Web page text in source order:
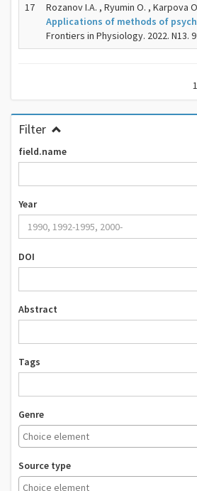
17
Rozanov I.A. , Ryumin O. , Karpova
Applications of methods of
Frontiers in Physiology. 2022. N13.
Filter
field.name
Year
DOI
Abstract
Tags
Genre
Source type